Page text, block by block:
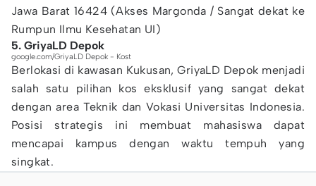
Jawa Barat 16424 (Akses Margonda / Sangat dekat ke
Rumpun Ilmu Kesehatan UI)
5. GriyaLD Depok
google.com/GriyaLD Depok - Kost
Berlokasi di kawasan Kukusan, GriyaLD Depok menjadi
salah satu pilihan kos eksklusif yang sangat dekat
dengan area Teknik dan Vokasi Universitas Indonesia.
Posisi strategis ini membuat mahasiswa dapat
mencapai kampus dengan waktu tempuh yang
singkat.